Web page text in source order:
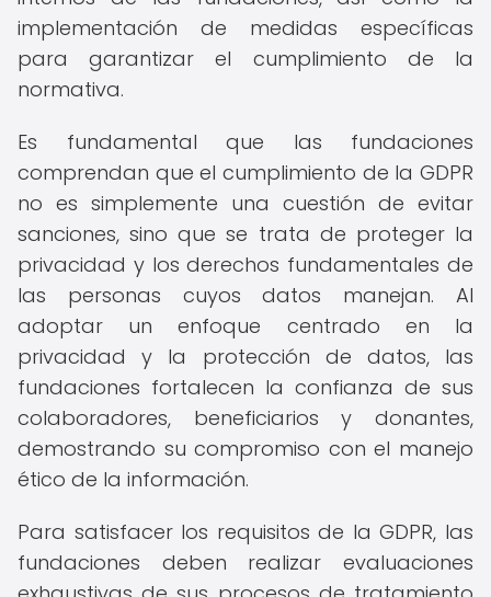
implementación de medidas específicas
para garantizar el cumplimiento de la
normativa.
Es fundamental que las fundaciones
comprendan que el cumplimiento de la GDPR
no es simplemente una cuestión de evitar
sanciones, sino que se trata de proteger la
privacidad y los derechos fundamentales de
las personas cuyos datos manejan. Al
adoptar un enfoque centrado en la
privacidad y la protección de datos, las
fundaciones fortalecen la confianza de sus
colaboradores, beneficiarios y donantes,
demostrando su compromiso con el manejo
ético de la información.
Para satisfacer los requisitos de la GDPR, las
fundaciones deben realizar evaluaciones